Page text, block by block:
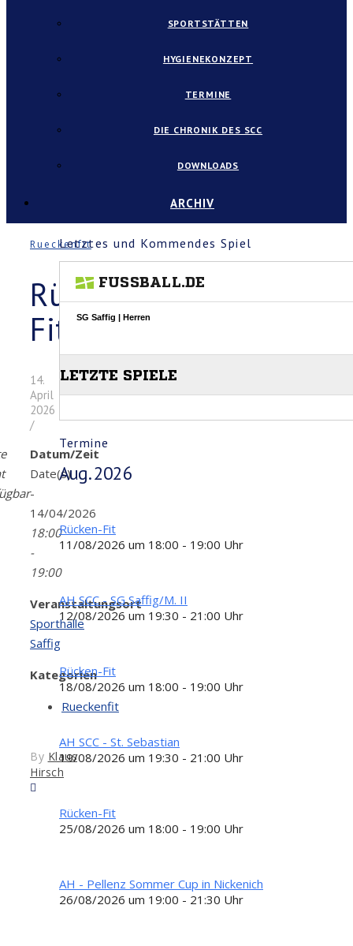
SPORTSTÄTTEN
HYGIENEKONZEPT
TERMINE
DIE CHRONIK DES SCC
DOWNLOADS
ARCHIV
Rueckenfit
Rücken-
Fit
14.
April
2026
/
Datum/Zeit
Date(s)
-
14/04/2026
18:00
-
19:00
Veranstaltungsort
Sporthalle
Saffig
Kategorien
Rueckenfit
By Klaus
Hirsch
Letztes und Kommendes Spiel
Termine
Aug. 2026
Rücken-Fit
11/08/2026 um 18:00 - 19:00 Uhr
AH SCC - SG Saffig/M. II
12/08/2026 um 19:30 - 21:00 Uhr
Rücken-Fit
18/08/2026 um 18:00 - 19:00 Uhr
AH SCC - St. Sebastian
19/08/2026 um 19:30 - 21:00 Uhr
Rücken-Fit
25/08/2026 um 18:00 - 19:00 Uhr
AH - Pellenz Sommer Cup in Nickenich
26/08/2026 um 19:00 - 21:30 Uhr